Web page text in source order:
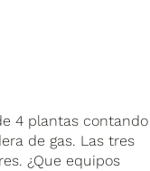
4 plantas contando
de gas. Las tres
¿Que equipos